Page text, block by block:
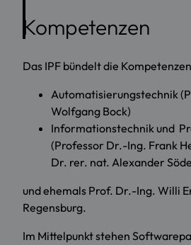
Kompetenzen
Das IPF bündelt die
Automatisierungstechnik
Wolfgang Bock)
Informationstechnik und
(Professor Dr.-Ing. Frank
Dr. rer. nat. Alexander
und ehemals Prof. Dr.-Ing. Willi
Regensburg.
Im Mittelpunkt stehen